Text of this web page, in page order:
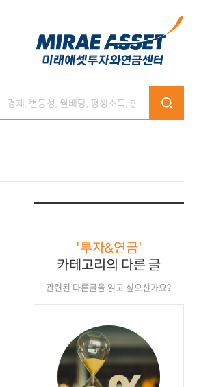
'투자&연금'
카테고리의 다른 글
관련된 다른글을 읽고 싶으신가요?